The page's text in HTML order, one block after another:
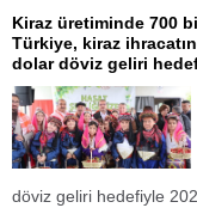
Kiraz üretiminde 700
Türkiye, kiraz
dolar döviz geliri
döviz geliri hedefiyle